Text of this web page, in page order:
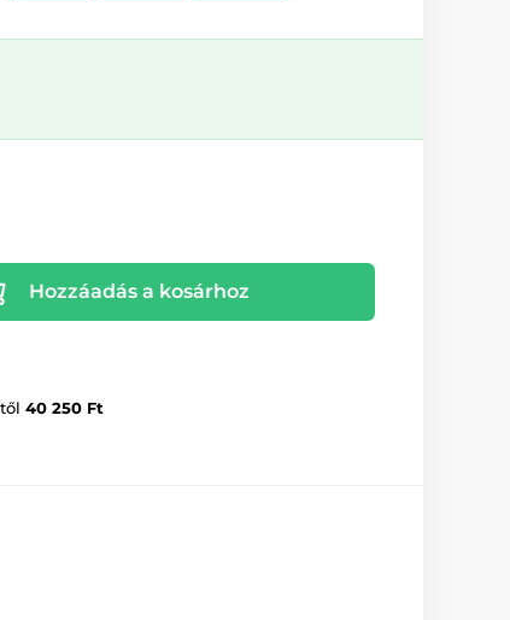
Hozzáadás a kosárhoz
40 250 Ft